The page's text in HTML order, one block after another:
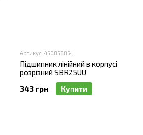
Артикул: 450858854
Підшипник лінійний в корпусі
розрізний SBR25UU
343 грн
Купити